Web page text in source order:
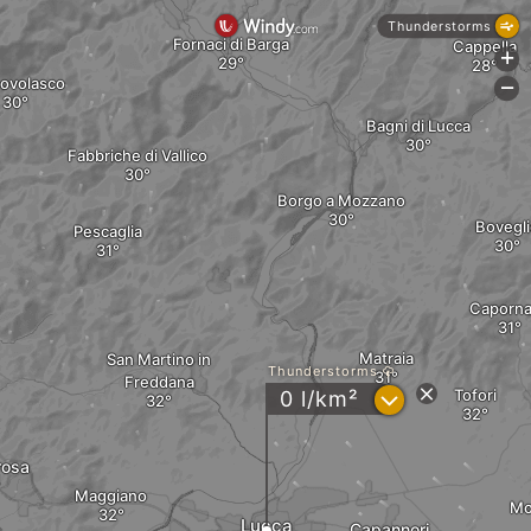
Lucca
Maggiano
San Martino in
Freddana
Matraia
Tofori
Borgo a Mozzano
Pescaglia
Fornaci di Barga
Fabbriche di Vallico
Bagni di Lucca
Cappella
Thunderstorms
0 l/km² ?
Thunderstorms
+
-